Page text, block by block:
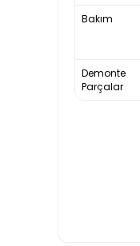
Bakım
Demonte
Parçalar